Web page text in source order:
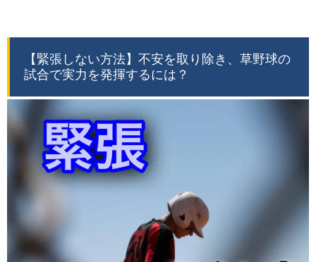
【緊張しない方法】不安を取り除き、草野球の
試合で実力を発揮するには？